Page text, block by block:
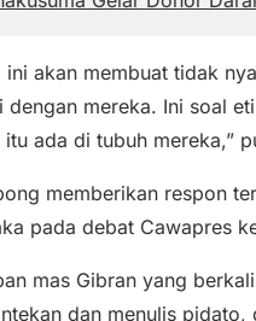
akan membuat tidak
mereka. Ini soal
ada di tubuh mereka,”
memberikan respon
pada debat Cawapres
mas Gibran yang
dan menulis